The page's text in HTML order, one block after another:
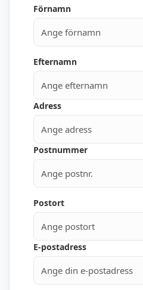
Förnamn
Efternamn
Adress
Postnummer
Postort
E-postadress